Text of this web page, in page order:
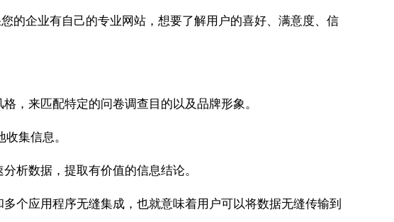
的企业有自己的专业网站，想要了解用户的喜好、满意度、信
，来匹配特定的问卷调查目的以及品牌形象。
集信息。
析数据，提取有价值的信息结论。
个应用程序无缝集成，也就意味着用户可以将数据无缝传输到